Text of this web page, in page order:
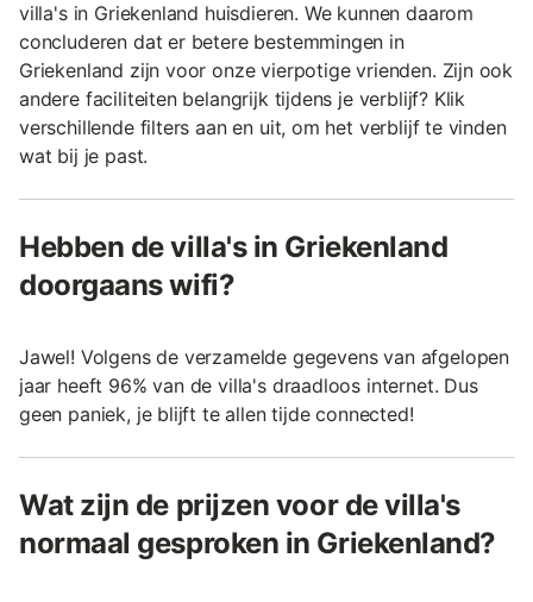
villa's in Griekenland huisdieren. We kunnen daarom
concluderen dat er betere bestemmingen in
Griekenland zijn voor onze vierpotige vrienden. Zijn ook
andere faciliteiten belangrijk tijdens je verblijf? Klik
verschillende filters aan en uit, om het verblijf te vinden
wat bij je past.
Hebben de villa's in Griekenland
doorgaans wifi?
Jawel! Volgens de verzamelde gegevens van afgelopen
jaar heeft 96% van de villa's draadloos internet. Dus
geen paniek, je blijft te allen tijde connected!
Wat zijn de prijzen voor de villa's
normaal gesproken in Griekenland?